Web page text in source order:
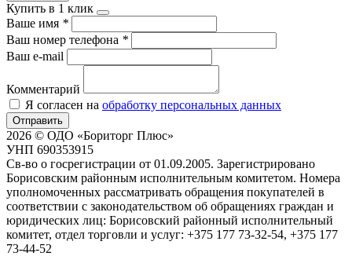
Купить в 1 клик
Ваше имя *
Ваш номер телефона *
Ваш e-mail
Комментарий
Я согласен на обработку персональных данных
Отправить
2026 © ОДО «Бориторг Плюс»
УНП 690353915
Св-во о госрегистрации от 01.09.2005. Зарегистрировано
Борисовским районным исполнительным комитетом. Номера
уполномоченных рассматривать обращения покупателей в
соответствии с законодательством об обращениях граждан и
юридических лиц: Борисовский районный исполнительный
комитет, отдел торговли и услуг: +375 177 73-32-54, +375 177
73-44-52